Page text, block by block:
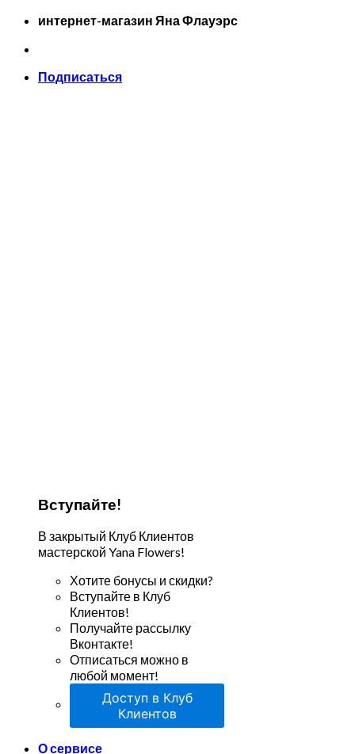
Skip
content
интернет-магазин Яна Флауэрс
Подписаться
Вступайте!
В закрытый Клуб Клиентов
мастерской Yana Flowers!
Хотите бонусы и скидки?
Вступайте в Клуб
Клиентов!
Получайте рассылку
Вконтакте!
Отписаться можно в
любой момент!
Доступ в Клуб
Клиентов
О сервисе